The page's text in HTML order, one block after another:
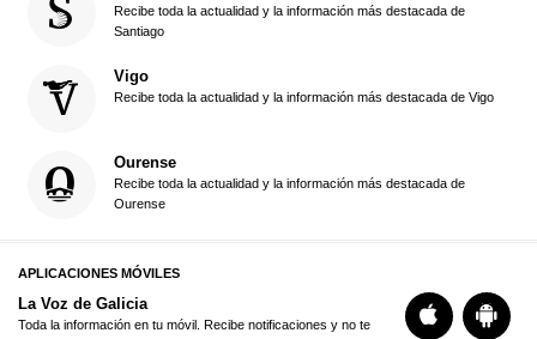
Recibe toda la actualidad y la información más destacada de
Santiago
Vigo
Recibe toda la actualidad y la información más destacada de Vigo
Ourense
Recibe toda la actualidad y la información más destacada de
Ourense
APLICACIONES MÓVILES
La Voz de Galicia
Toda la información en tu móvil. Recibe notificaciones y no te